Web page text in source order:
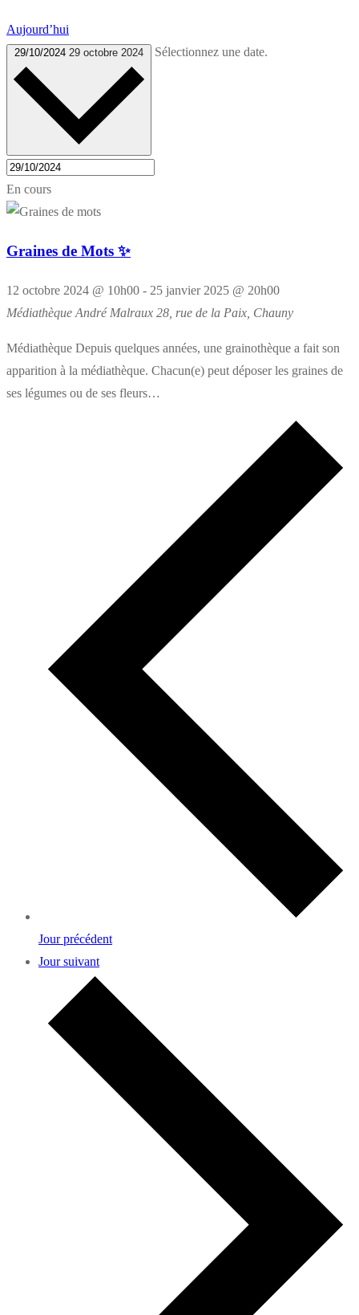
Aujourd’hui
29/10/2024 29 octobre 2024 Sélectionnez une date.
En cours
Graines de Mots ✨
12 octobre 2024 @ 10h00 - 25 janvier 2025 @ 20h00
Médiathèque André Malraux 28, rue de la Paix, Chauny
Médiathèque Depuis quelques années, une grainothèque a fait son
apparition à la médiathèque. Chacun(e) peut déposer les graines de
ses légumes ou de ses fleurs…
Jour précédent
Jour suivant